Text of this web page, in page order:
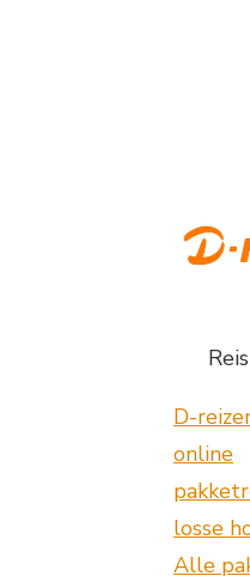
D-
online
losse
Alle